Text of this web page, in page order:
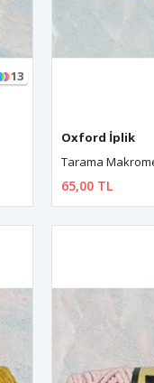
13
Oxford İplik
Tarama
65,00 TL